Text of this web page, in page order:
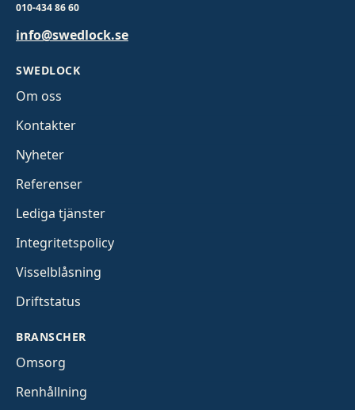
010-434 86 60
info@swedlock.se
SWEDLOCK
Om oss
Kontakter
Nyheter
Referenser
Lediga tjänster
Integritetspolicy
Visselblåsning
Driftstatus
BRANSCHER
Omsorg
Renhållning